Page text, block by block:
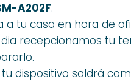
A202F.
a tu casa en hora de
dia recepcionamos tu
tu dispositivo saldrá